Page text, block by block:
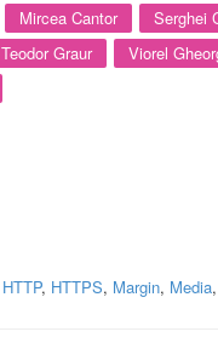
Mircea Cantor
Serghei
Teodor Graur
Viorel
HTTP, HTTPS, Margin, Media,